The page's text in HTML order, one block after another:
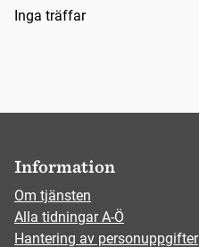
Sökresultat
Inga träffar
Information
Om tjänsten
Alla tidningar A-Ö
Hantering av personuppgifter